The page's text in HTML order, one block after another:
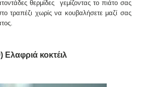
θερμίδες γεμίζοντας το πιάτο σας
τραπέζι χωρίς να κουβαλήσετε μαζί σας
Ελαφριά κοκτέιλ